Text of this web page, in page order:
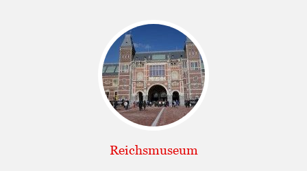
Reichsmuseum